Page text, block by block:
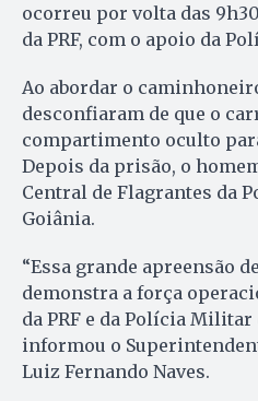
ocorreu por volta das
da PRF, com o apoio da
Ao abordar o
desconfiaram de que o
compartimento oculto
Depois da prisão, o
Central de Flagrantes da
Goiânia.
“Essa grande apreensão
demonstra a força
da PRF e da Polícia Militar
informou o
Luiz Fernando Naves.